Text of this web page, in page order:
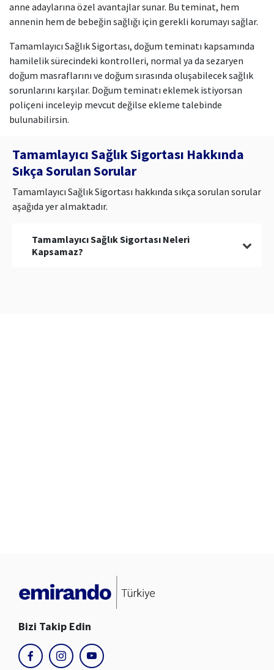
anne adaylarına özel avantajlar sunar. Bu teminat, hem
annenin hem de bebeğin sağlığı için gerekli korumayı sağlar.
Tamamlayıcı Sağlık Sigortası, doğum teminatı kapsamında
hamilelik sürecindeki kontrolleri, normal ya da sezaryen
doğum masraflarını ve doğum sırasında oluşabilecek sağlık
sorunlarını karşılar. Doğum teminatı eklemek istiyorsan
poliçeni inceleyip mevcut değilse ekleme talebinde
bulunabilirsin.
Tamamlayıcı Sağlık Sigortası Hakkında
Sıkça Sorulan Sorular
Tamamlayıcı Sağlık Sigortası hakkında sıkça sorulan sorular
aşağıda yer almaktadır.
Tamamlayıcı Sağlık Sigortası Neleri
Kapsamaz?
Bizi Takip Edin
facebookinstagram
youtube